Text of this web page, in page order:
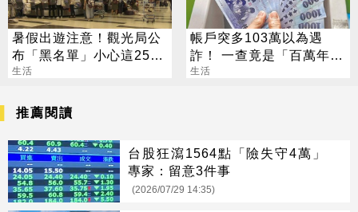
暑假出遊注意！觀光局公
布「黑名單」小心這25家
旅行社
生活
帳戶突多103萬以為遇
詐！ 一查竟是「百萬年
終」
生活
推薦閱讀
台股狂瀉1564點「險失守4萬」
專家：留意3件事
(2026/07/29 14:35)